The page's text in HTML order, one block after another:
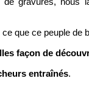
que ce peuple de
façon de
entraînés.